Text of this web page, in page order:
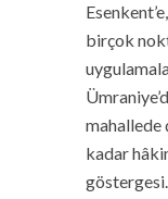
birçok
mahallede
kadar
göstergesi.